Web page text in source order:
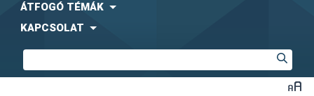
ÁTFOGÓ TÉMÁK
KAPCSOLAT